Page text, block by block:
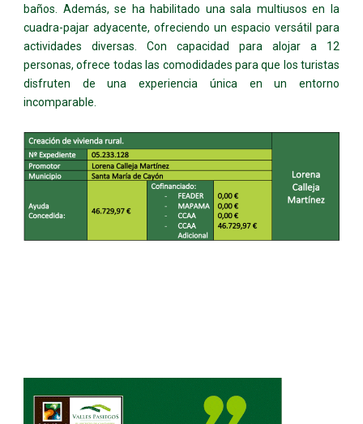
baños. Además, se ha habilitado una sala multiusos en la
cuadra-pajar adyacente, ofreciendo un espacio versátil para
actividades diversas. Con capacidad para alojar a 12
personas, ofrece todas las comodidades para que los turistas
disfruten de una experiencia única en un entorno
incomparable.